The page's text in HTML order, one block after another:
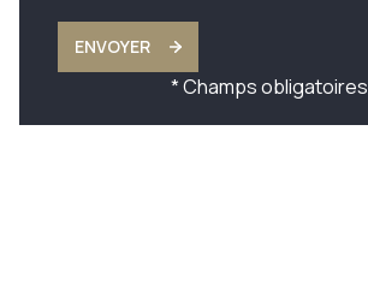
ENVOYER
* Champs obligatoires